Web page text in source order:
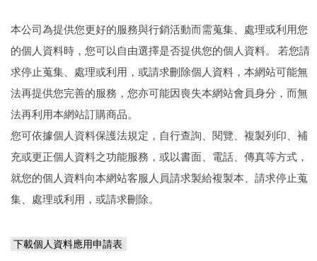
本公司為提供您更好的服務與行銷活動而需蒐集、處理或利用您
的個人資料時，您可以自由選擇是否提供您的個人資料。 若您請
求停止蒐集、處理或利用，或請求刪除個人資料，本網站可能無
法再提供您完善的服務，您亦可能因喪失本網站會員身分，而無
法再利用本網站訂購商品。
您可依據個人資料保護法規定，自行查詢、閱覽、複製列印、補
充或更正個人資料之功能服務，或以書面、電話、傳真等方式，
就您的個人資料向本網站客服人員請求製給複製本、請求停止蒐
集、處理或利用，或請求刪除。
下載個人資料應用申請表